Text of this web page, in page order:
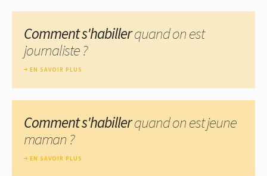
Comment s'habillerquand on est
journaliste ?
EN SAVOIR PLUS
Comment s'habillerquand on est jeune
maman ?
EN SAVOIR PLUS